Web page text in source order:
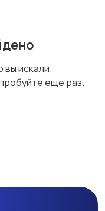
вы искали.
еще раз.